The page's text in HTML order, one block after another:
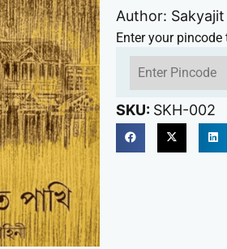
Author:
Enter your
SKU: SKH-002